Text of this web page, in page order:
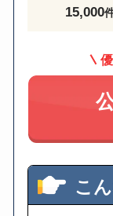
15,000
こ